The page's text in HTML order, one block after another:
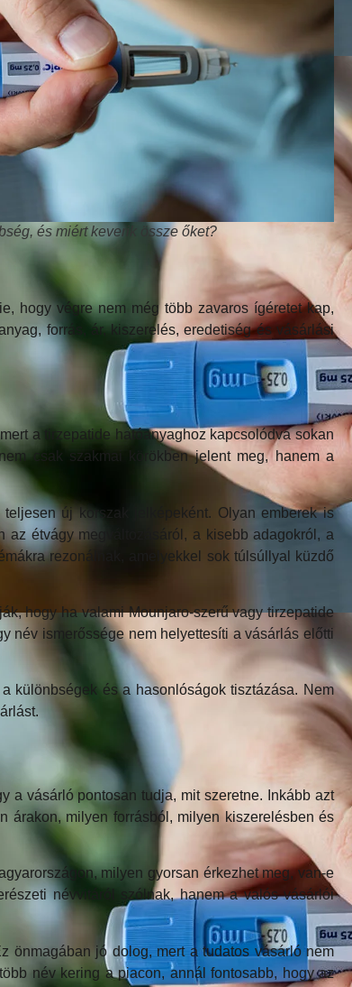
és miért keverik össze őket?
hogy végre nem még több zavaros ígéretet kap,
forrás, ár, kiszerelés, eredetiség és vásárlási
a tirzepatide hatóanyaghoz kapcsolódva sokan
csak szakmai körökben jelent meg, hanem a
új korszak jelképeként. Olyan emberek is
az étvágy megváltozásáról, a kisebb adagokról, a
rezonálnak, amelyekkel sok túlsúllyal küzdő
hogy ha valami Mounjaro-szerű vagy tirzepatide
név ismerőssége nem helyettesíti a vásárlás előtti
különbségek és a hasonlóságok tisztázása. Nem
a vásárló pontosan tudja, mit szeretne. Inkább azt
árakon, milyen forrásból, milyen kiszerelésben és
milyen gyorsan érkezhet meg, van-e
névvitáról szólnak, hanem a valós vásárlói
önmagában jó dolog, mert a tudatos vásárló nem
név kering a piacon, annál fontosabb, hogy az